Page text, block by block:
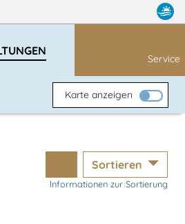
Service
Karte anzeigen
Sortieren
Informationen zur Sortierung